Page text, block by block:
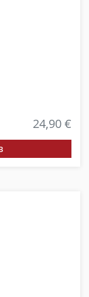
24,90 €